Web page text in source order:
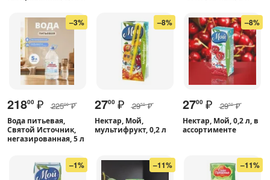
–3%
21800 ₽ 22500 ₽
Вода питьевая,
Святой Источник,
негазированная, 5 л
–8%
2700 ₽ 2950 ₽
Нектар, Мой,
мультифрукт, 0,2 л
–8%
2700 ₽ 2950 ₽
Нектар, Мой, 0,2 л, в
ассортименте
–1% –11% –11%